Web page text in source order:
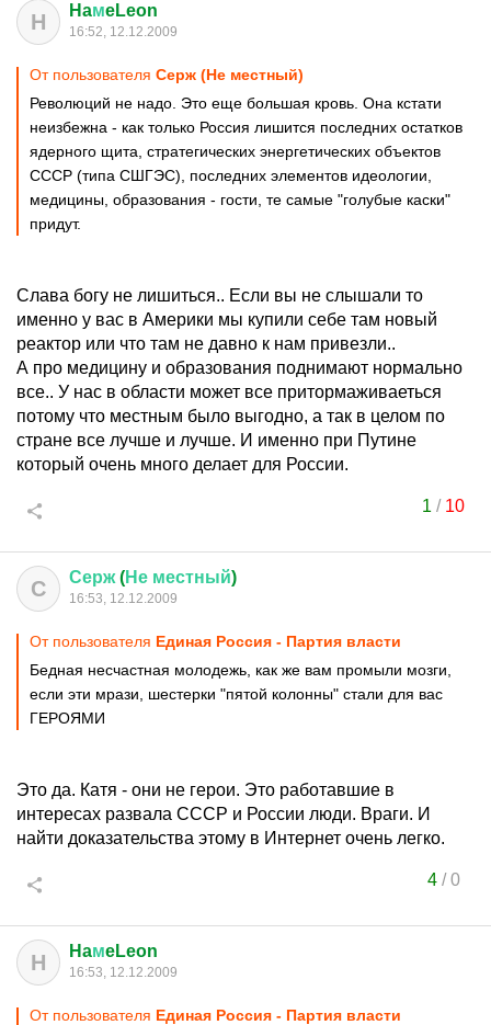
H HaмeLeon
16:52, 12.12.2009
От пользователя Серж (Не местный)
Революций не надо. Это еще большая кровь. Она кстати
неизбежна - как только Россия лишится последних остатков
ядерного щита, стратегических энергетических объектов
СССР (типа СШГЭС), последних элементов идеологии,
медицины, образования - гости, те самые "голубые каски"
придут.
Слава богу не лишиться.. Если вы не слышали то
именно у вас в Америки мы купили себе там новый
реактор или что там не давно к нам привезли..
А про медицину и образования поднимают нормально
все.. У нас в области может все притормаживаеться
потому что местным было выгодно, а так в целом по
стране все лучше и лучше. И именно при Путине
который очень много делает для России.
1 / 10
С Серж(Не местный)
16:53, 12.12.2009
От пользователя Единая Россия - Партия власти
Бедная несчастная молодежь, как же вам промыли мозги,
если эти мрази, шестерки "пятой колонны" стали для вас
ГЕРОЯМИ
Это да. Катя - они не герои. Это работавшие в
интересах развала СССР и России люди. Враги. И
найти доказательства этому в Интернет очень легко.
4/0
H HaмeLeon
16:53, 12.12.2009
От пользователя Единая Россия - Партия власти